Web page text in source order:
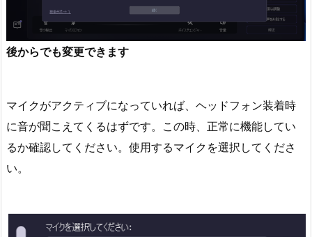
後からでも変更できます
マイクがアクティブになっていれば、ヘッドフォン装着時
に音が聞こえてくるはずです。この時、正常に機能してい
るか確認してください。使用するマイクを選択してくださ
い。